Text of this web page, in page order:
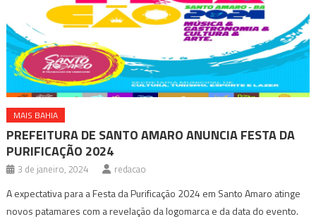
MAIS BAHIA
PREFEITURA DE SANTO AMARO ANUNCIA FESTA DA
PURIFICAÇÃO 2024
3 de janeiro, 2024 redacao
A expectativa para a Festa da Purificação 2024 em Santo Amaro atinge
novos patamares com a revelação da logomarca e da data do evento.